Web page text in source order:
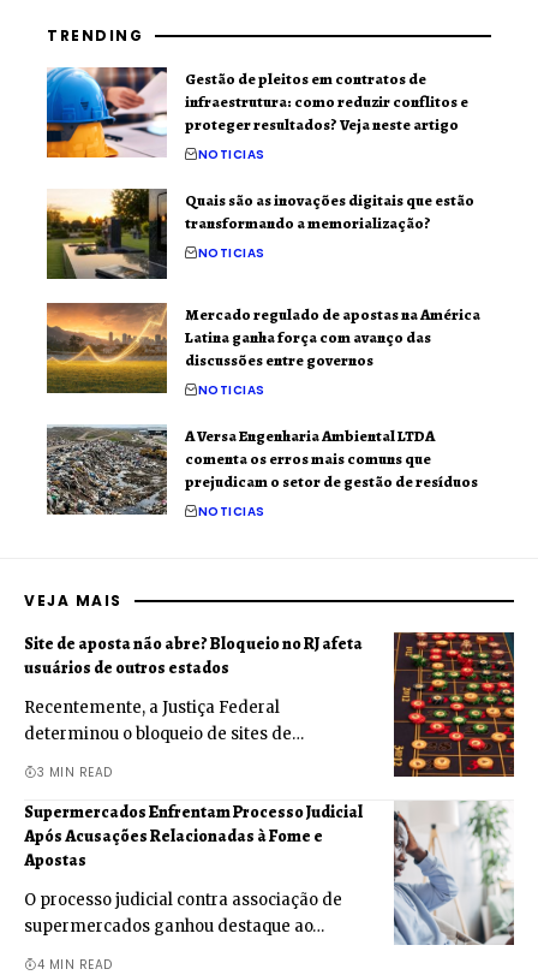
TRENDING
Gestão de pleitos em contratos de
infraestrutura: como reduzir conflitos e
proteger resultados? Veja neste artigo
NOTICIAS
Quais são as inovações digitais que estão
transformando a memorialização?
NOTICIAS
Mercado regulado de apostas na América
Latina ganha força com avanço das
discussões entre governos
NOTICIAS
A Versa Engenharia Ambiental LTDA
comenta os erros mais comuns que
prejudicam o setor de gestão de resíduos
NOTICIAS
VEJA MAIS
Site de aposta não abre? Bloqueio no RJ afeta
usuários de outros estados
Recentemente, a Justiça Federal
determinou o bloqueio de sites de…
3 MIN READ
Supermercados Enfrentam Processo Judicial
Após Acusações Relacionadas à Fome e
Apostas
O processo judicial contra associação de
supermercados ganhou destaque ao…
4 MIN READ